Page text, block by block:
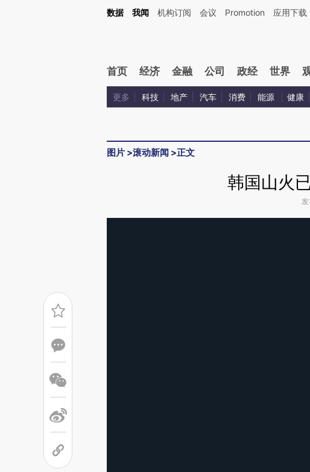
数据 我闻 机构订阅 会议 Promotion 应用下载
首页 经济 金融 公司 政经 世界
更多 科技 地产 汽车 消费 能源 健康
图片 >滚动新闻 >正文
韩国山火